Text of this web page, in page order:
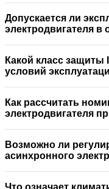
Допускается ли
электродвигателя в
Какой класс защиты
условий
Как рассчитать
электродвигателя
Возможно ли
асинхронного
Что означает